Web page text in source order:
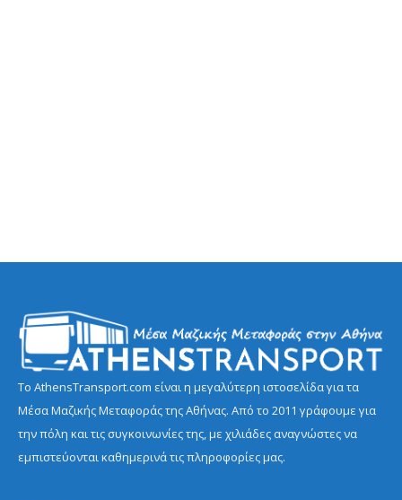
Το AthensTransport.com είναι η μεγαλύτερη ιστοσελίδα για τα
Μέσα Μαζικής Μεταφοράς της Αθήνας. Από το 2011 γράφουμε για
την πόλη και τις συγκοινωνίες της, με χιλιάδες αναγνώστες να
εμπιστεύονται καθημερινά τις πληροφορίες μας.